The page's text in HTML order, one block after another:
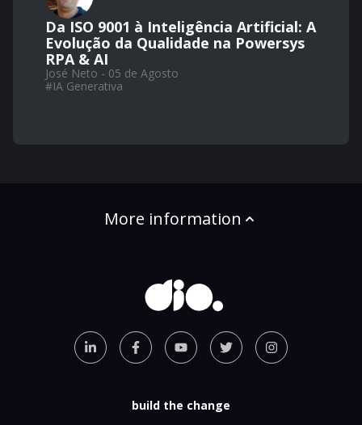
Da ISO 9001 à Inteligência Artificial: A
Evolução da Qualidade na Powersys
RPA & AI
José Neto - 05 de Agosto
#IA Generativa
More information
build the change